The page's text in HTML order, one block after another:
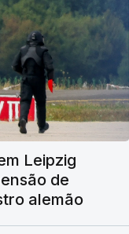
Leipzig
de
alemão